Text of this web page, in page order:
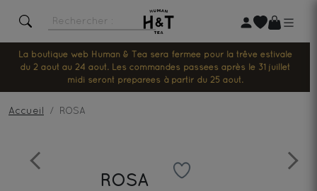
La boutique web Human & Tea sera fermée pour la trêve estivale
du 2 août au 24 août. Les commandes passées après le 31 juillet
midi seront préparées à partir du 25 août.
Accueil ROSA
Previous Next
ROSA